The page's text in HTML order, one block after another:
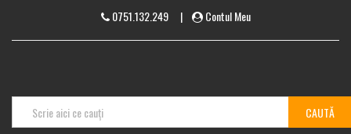
0751.132.249| Contul Meu